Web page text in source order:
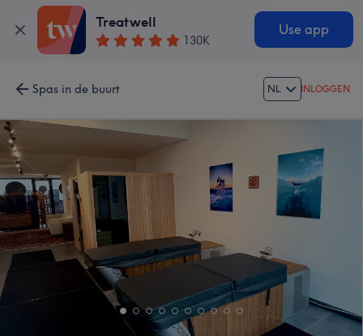
Treatwell
130K
Use app
Spas in de buurt NL INLOGGEN